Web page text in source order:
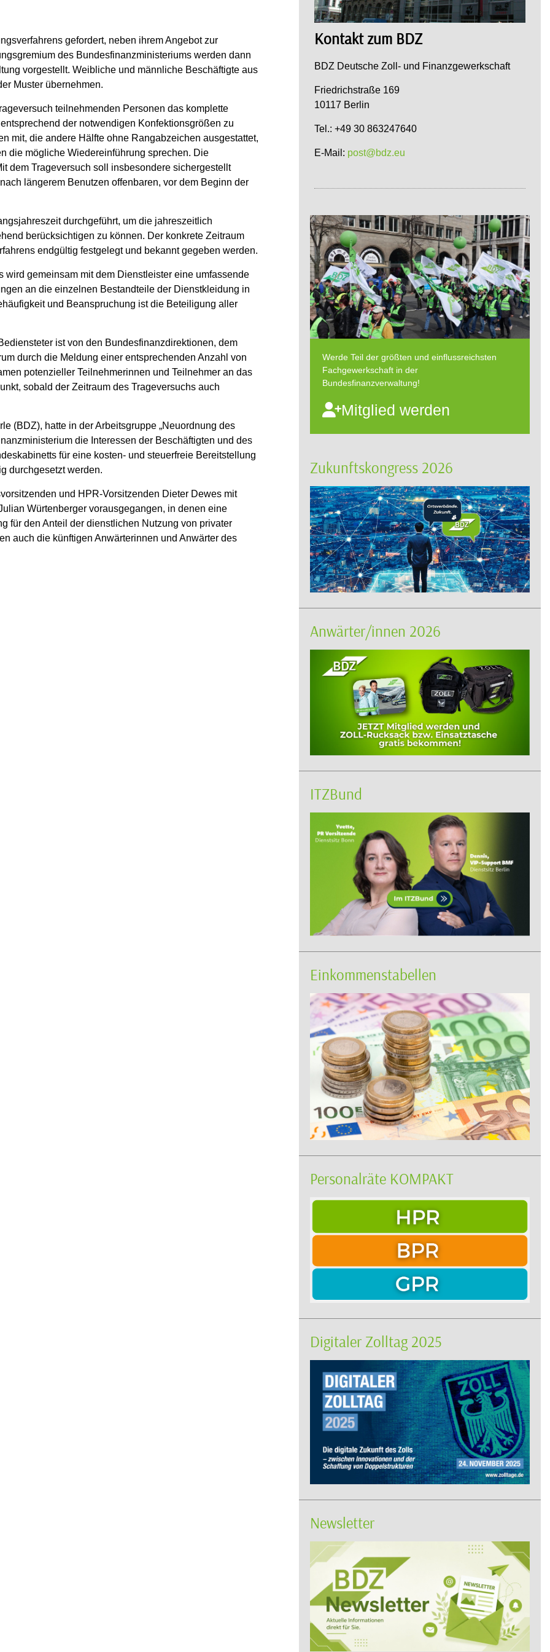
gefordert, neben ihrem Angebot zur
des Bundesfinanzministeriums werden dann
vorgestellt. Weibliche und männliche Beschäftigte aus
Muster übernehmen.
teilnehmenden Personen das komplette
der notwendigen Konfektionsgrößen zu
mit, die andere Hälfte ohne Rangabzeichen ausgestattet,
die mögliche Wiedereinführung sprechen. Die
dem Trageversuch soll insbesondere sichergestellt
längerem Benutzen offenbaren, vor dem Beginn der
durchgeführt, um die jahreszeitlich
berücksichtigen zu können. Der konkrete Zeitraum
endgültig festgelegt und bekannt gegeben werden.
gemeinsam mit dem Dienstleister eine umfassende
an die einzelnen Bestandteile der Dienstkleidung in
und Beanspruchung ist die Beteiligung aller
ist von den Bundesfinanzdirektionen, dem
durch die Meldung einer entsprechenden Anzahl von
potenzieller Teilnehmerinnen und Teilnehmer an das
sobald der Zeitraum des Trageversuchs auch
(BDZ), hatte in der Arbeitsgruppe „Neuordnung des
die Interessen der Beschäftigten und des
für eine kosten- und steuerfreie Bereitstellung
durchgesetzt werden.
und HPR-Vorsitzenden Dieter Dewes mit
Würtenberger vorausgegangen, in denen eine
für den Anteil der dienstlichen Nutzung von privater
auch die künftigen Anwärterinnen und Anwärter des
Kontakt zum BDZ
BDZ Deutsche Zoll- und Finanzgewerkschaft
Friedrichstraße 169
10117 Berlin
Tel.: +49 30 863247640
E-Mail: post@bdz.eu
Werde Teil der größten und einflussreichsten
Fachgewerkschaft in der
Bundesfinanzverwaltung!
Mitglied werden
Zukunftskongress 2026
Anwärter/innen 2026
ITZBund
Einkommenstabellen
Personalräte KOMPAKT
Digitaler Zolltag 2025
Newsletter